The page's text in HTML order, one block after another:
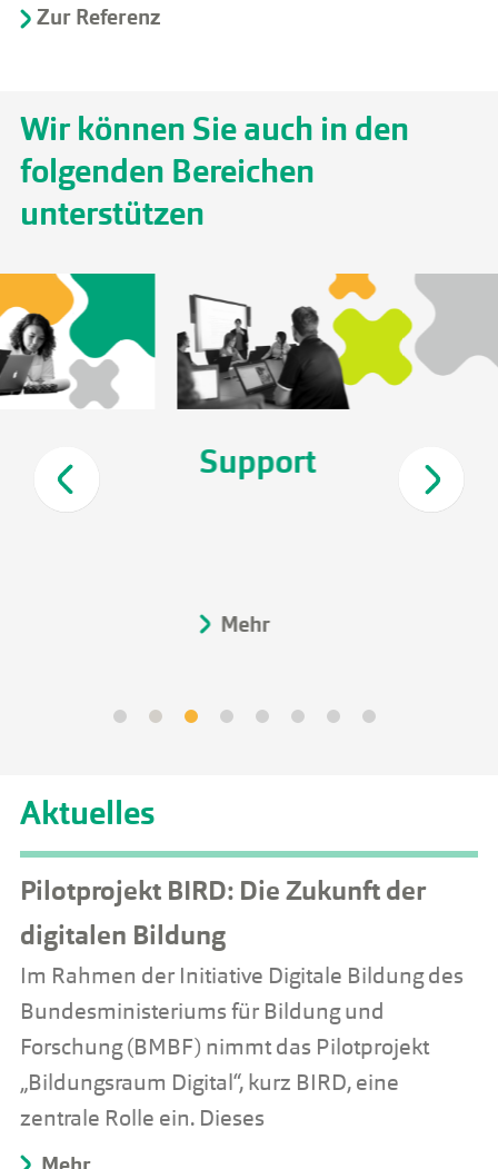
Zur Referenz
Wir können Sie auch in den
folgenden Bereichen
unterstützen
Support
Aktuelles
Pilotprojekt BIRD: Die Zukunft der
digitalen Bildung
Im Rahmen der Initiative Digitale Bildung des
Bundesministeriums für Bildung und
Forschung (BMBF) nimmt das Pilotprojekt
„Bildungsraum Digital“, kurz BIRD, eine
zentrale Rolle ein. Dieses